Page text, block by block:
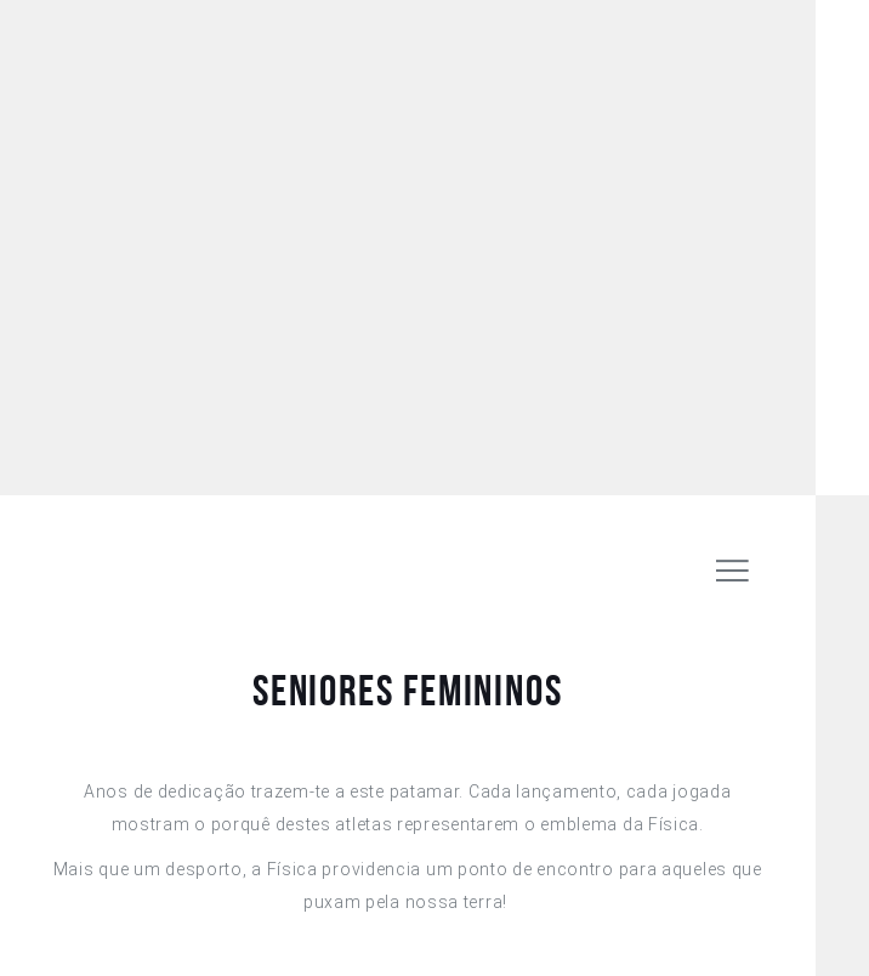
Seniores Femininos
Anos de dedicação trazem-te a este patamar. Cada lançamento, cada jogada
mostram o porquê destes atletas representarem o emblema da Física.
Mais que um desporto, a Física providencia um ponto de encontro para aqueles que
puxam pela nossa terra!